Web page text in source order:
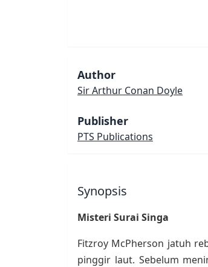
Author
Sir Arthur Conan Doyle
Publisher
PTS Publications
Synopsis
Misteri Surai Singa
Fitzroy McPherson jatuh
pinggir laut. Sebelum